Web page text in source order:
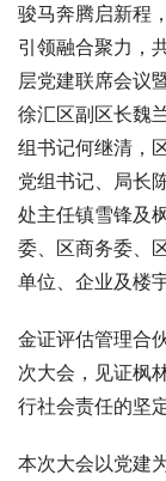
骏马奔腾启新程
引领融合聚力，
层党建联席会议
徐汇区副区长魏
组书记何继清，
党组书记、局长
处主任镇雪锋及
委、区商务委、
单位、企业及楼
金证评估管理合
次大会，见证枫
行社会责任的坚
本次大会以党建